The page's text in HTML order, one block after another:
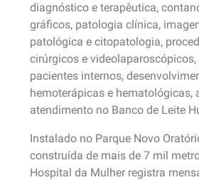
diagnóstico e terapêutica,
gráficos, patologia clínica,
patológica e citopatologia,
cirúrgicos e
pacientes internos,
hemoterápicas e hematológicas,
atendimento no Banco de Leite
Instalado no Parque Novo
construída de mais de 7 mil
Hospital da Mulher registra